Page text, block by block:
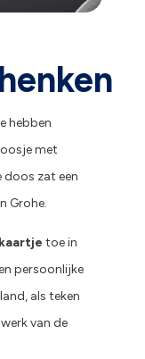
hebben
met
doos zat een
Grohe.
toe in
persoonlijke
als teken
van de